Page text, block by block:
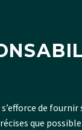
de fournir
que